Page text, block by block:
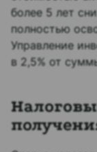
более 5 лет
полностью
Управление
в 2,5% от